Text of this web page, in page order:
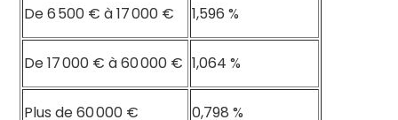
De 6 500 € à 17 000 € 1,596 %
De 17 000 € à 60 000 € 1,064 %
Plus de 60 000 € 0,798 %